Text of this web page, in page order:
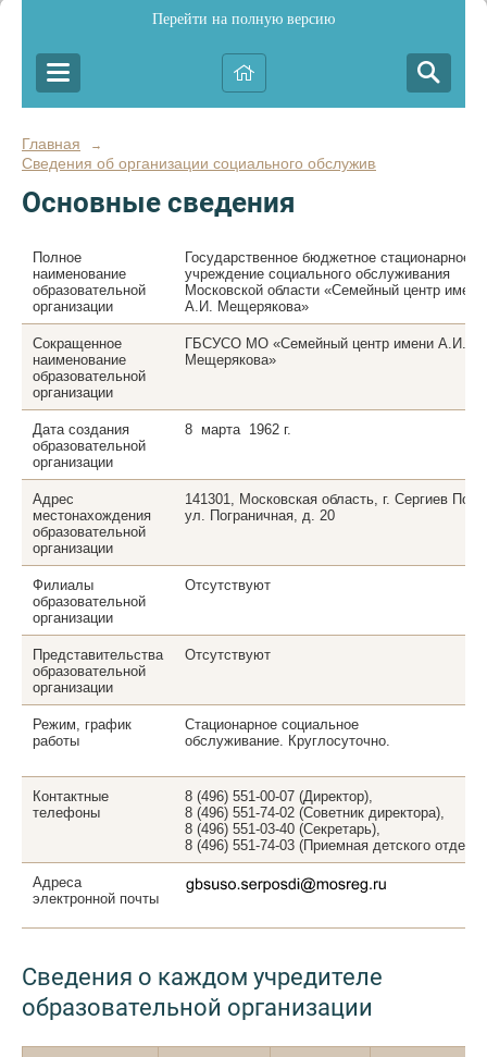
Перейти на полную версию
Главная →
Сведения об организации социального обслуживания
Основные сведения
Полное
наименование
образовательной
организации
Государственное бюджетное стационарное
учреждение социального обслуживания
Московской области «Семейный центр имени
А.И. Мещерякова»
Сокращенное
наименование
образовательной
организации
ГБСУСО МО «Семейный центр имени А.И.
Мещерякова»
Дата создания
образовательной
организации
8 марта 1962 г.
Адрес
местонахождения
образовательной
организации
141301, Московская область, г. Сергиев
ул. Пограничная, д. 20
Филиалы
образовательной
организации
Отсутствуют
Представительства
образовательной
организации
Отсутствуют
Режим, график
работы
Стационарное социальное
обслуживание. Круглосуточно.
Контактные
телефоны
8 (496) 551-00-07 (Директор),
8 (496) 551-74-02 (Советник директора),
8 (496) 551-03-40 (Секретарь),
8 (496) 551-74-03 (Приемная детского
Адреса
электронной почты
Сведения о каждом учредителе
образовательной организации